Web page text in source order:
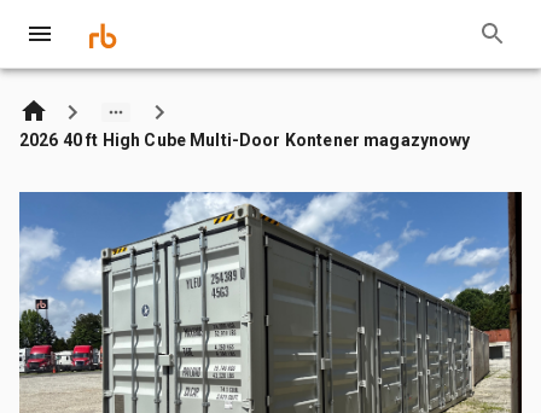
2026 40 ft High Cube Multi-Door Kontener magazynowy